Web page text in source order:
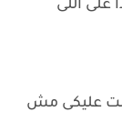
اللى
عليكى مش